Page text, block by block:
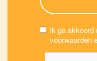
Ik ga akkoord
voorwaarden